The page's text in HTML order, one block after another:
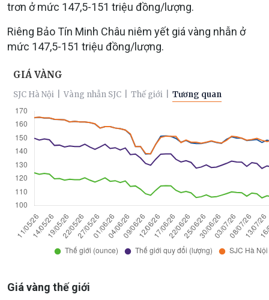
trơn ở mức 147,5-151 triệu đồng/lượng.
Riêng Bảo Tín Minh Châu niêm yết giá vàng nhẫn ở
mức 147,5-151 triệu đồng/lượng.
Giá vàng thế giới